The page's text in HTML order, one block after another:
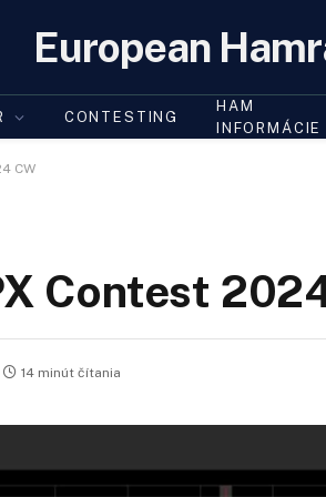
European
CONTESTING
HAM
INFORMÁCIE
CW
Contest
14 minút čítania